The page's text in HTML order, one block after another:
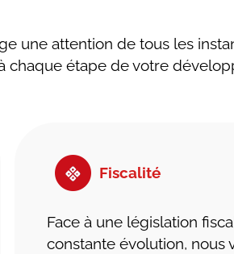
une attention de tous les
chaque étape de votre
Fiscalité
Face à une législation
constante évolution, nous